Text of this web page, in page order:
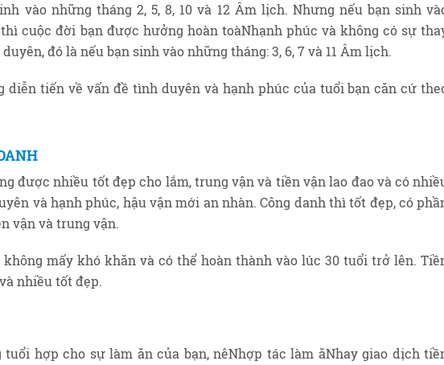
vào những tháng 2, 5, 8, 10 và 12 Âm lịch. Nhưng nếu bạn sinh
cuộc đời bạn được hưởng hoàn toàNhạnh phúc và không có sự
đó là nếu bạn sinh vào những tháng: 3, 6, 7 và 11 Âm lịch.
diễn tiến về vấn đề tình duyên và hạnh phúc của tuổi bạn căn cứ
được nhiều tốt đẹp cho lắm, trung vận và tiền vận lao đao và có
và hạnh phúc, hậu vận mới an nhàn. Công danh thì tốt đẹp, có
vận và trung vận.
mấy khó khăn và có thể hoàn thành vào lúc 30 tuổi trở lên.
nhiều tốt đẹp.
tuổi hợp cho sự làm ăn của bạn, nêNhợp tác làm ăNhay giao dịch